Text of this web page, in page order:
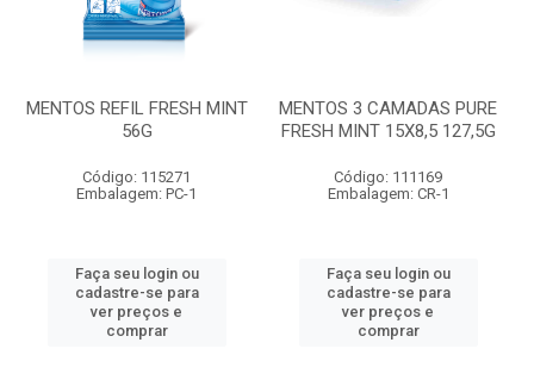
MENTOS REFIL FRESH MINT
56G
Código: 115271
Embalagem: PC-1
Faça seu login ou
cadastre-se para
ver preços e
comprar
MENTOS 3 CAMADAS PURE
FRESH MINT 15X8,5 127,5G
Código: 111169
Embalagem: CR-1
Faça seu login ou
cadastre-se para
ver preços e
comprar